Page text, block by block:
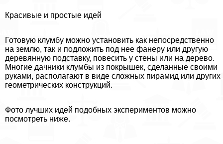
Красивые и простые идей
Готовую клумбу можно установить как непосредственно
на землю, так и подложить под нее фанеру или другую
деревянную подставку, повесить у стены или на дерево.
Многие дачники клумбы из покрышек, сделанные своими
руками, располагают в виде сложных пирамид или других
геометрических конструкций.
Фото лучших идей подобных экспериментов можно
посмотреть ниже.